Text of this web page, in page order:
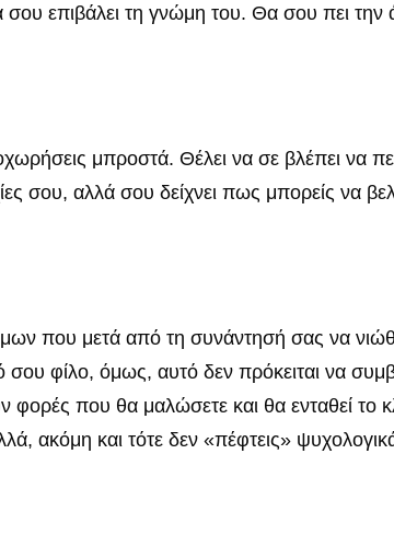
επιβάλει τη γνώμη του. Θα σου πει
μπροστά. Θέλει να σε βλέπει να
σου, αλλά σου δείχνει πως μπορείς να
που μετά από τη συνάντησή σας να
φίλο, όμως, αυτό δεν πρόκειται να
που θα μαλώσετε και θα ενταθεί το
ακόμη και τότε δεν «πέφτεις»